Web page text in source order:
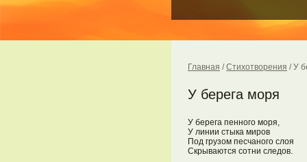
Главная /Стихотворения /У
У берега моря
У берега пенного моря,
У линии стыка миров
Под грузом песчаного слоя
Скрываются сотни следов.